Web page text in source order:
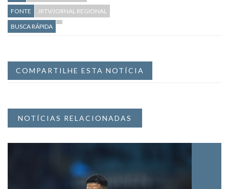
FONTE
JRTV/JORNAL REGIONAL
BUSCA RÁPIDA
COMPARTILHE ESTA NOTÍCIA
NOTÍCIAS RELACIONADAS